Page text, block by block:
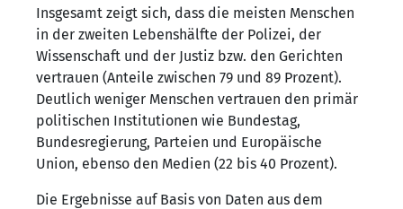
Insgesamt zeigt sich, dass die meisten Menschen
in der zweiten Lebenshälfte der Polizei, der
Wissenschaft und der Justiz bzw. den Gerichten
vertrauen (Anteile zwischen 79 und 89 Prozent).
Deutlich weniger Menschen vertrauen den primär
politischen Institutionen wie Bundestag,
Bundesregierung, Parteien und Europäische
Union, ebenso den Medien (22 bis 40 Prozent).
Die Ergebnisse auf Basis von Daten aus dem